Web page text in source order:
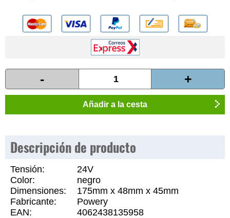
- +
Añadir a la cesta
Descripción de producto
Tensión:
24V
Color:
negro
Dimensiones:
175mm x 48mm x 45mm
Fabricante:
Powery
EAN:
4062438135958